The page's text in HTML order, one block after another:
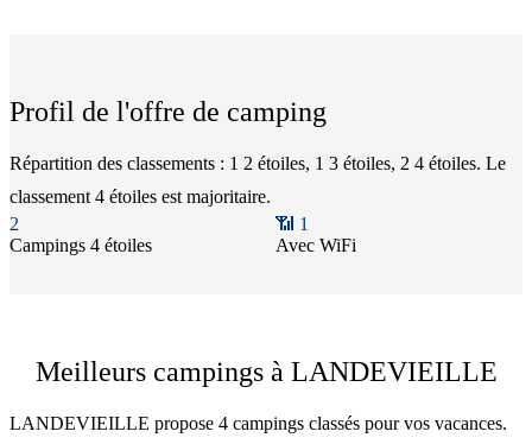
Profil de l'offre de camping
Répartition des classements : 1 2 étoiles, 1 3 étoiles, 2 4 étoiles. Le
classement 4 étoiles est majoritaire.
2
Campings 4 étoiles
📶 1
Avec WiFi
Meilleurs campings à LANDEVIEILLE
LANDEVIEILLE propose 4 campings classés pour vos vacances.